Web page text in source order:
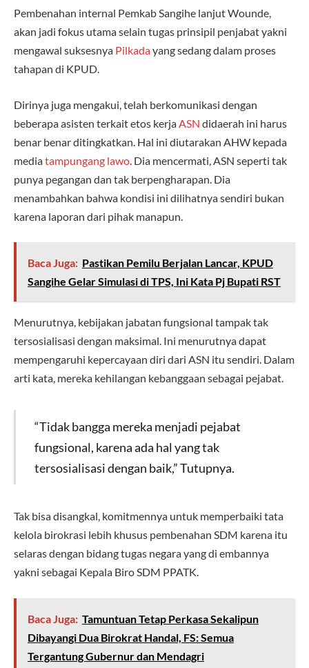
Pembenahan internal Pemkab Sangihe lanjut Wounde,
akan jadi fokus utama selain tugas prinsipil penjabat yakni
mengawal suksesnya Pilkadayang sedang dalam proses
tahapan di KPUD.
Dirinya juga mengakui, telah berkomunikasi dengan
beberapa asisten terkait etos kerja ASN didaerah ini harus
benar benar ditingkatkan. Hal ini diutarakan AHW kepada
mediatampungang lawo . Dia mencermati, ASN seperti tak
punya pegangan dan tak berpengharapan. Dia
menambahkan bahwa kondisi ini dilihatnya sendiri bukan
karena laporan dari pihak manapun.
Baca Juga: Pastikan Pemilu Berjalan Lancar, KPUD
Sangihe Gelar Simulasi di TPS, Ini Kata Pj Bupati RST
Menurutnya, kebijakan jabatan fungsional tampak tak
tersosialisasi dengan maksimal. Ini menurutnya dapat
mempengaruhi kepercayaan diri dari ASN itu sendiri. Dalam
arti kata, mereka kehilangan kebanggaan sebagai pejabat.
“Tidak bangga mereka menjadi pejabat
fungsional, karena ada hal yang tak
tersosialisasi dengan baik,” Tutupnya.
Tak bisa disangkal, komitmennya untuk memperbaiki tata
kelola birokrasi lebih khusus pembenahan SDM karena itu
selaras dengan bidang tugas negara yang di embannya
yakni sebagai Kepala Biro SDM PPATK.
Baca Juga: Tamuntuan Tetap Perkasa Sekalipun
Dibayangi Dua Birokrat Handal, FS: Semua
Tergantung Gubernur dan Mendagri